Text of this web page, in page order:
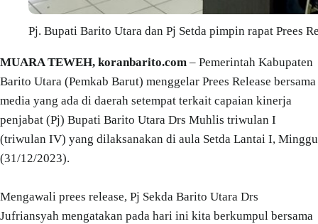
Pj. Bupati Barito Utara dan Pj Setda pimpin rapat Prees
MUARA TEWEH, koranbarito.com – Pemerintah Kabupaten
Barito Utara (Pemkab Barut) menggelar Prees Release bersama
media yang ada di daerah setempat terkait capaian kinerja
penjabat (Pj) Bupati Barito Utara Drs Muhlis triwulan I
(triwulan IV) yang dilaksanakan di aula Setda Lantai I, Minggu
(31/12/2023).
Mengawali prees release, Pj Sekda Barito Utara Drs
Jufriansyah mengatakan pada hari ini kita berkumpul bersama